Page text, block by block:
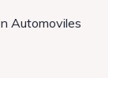
Automoviles